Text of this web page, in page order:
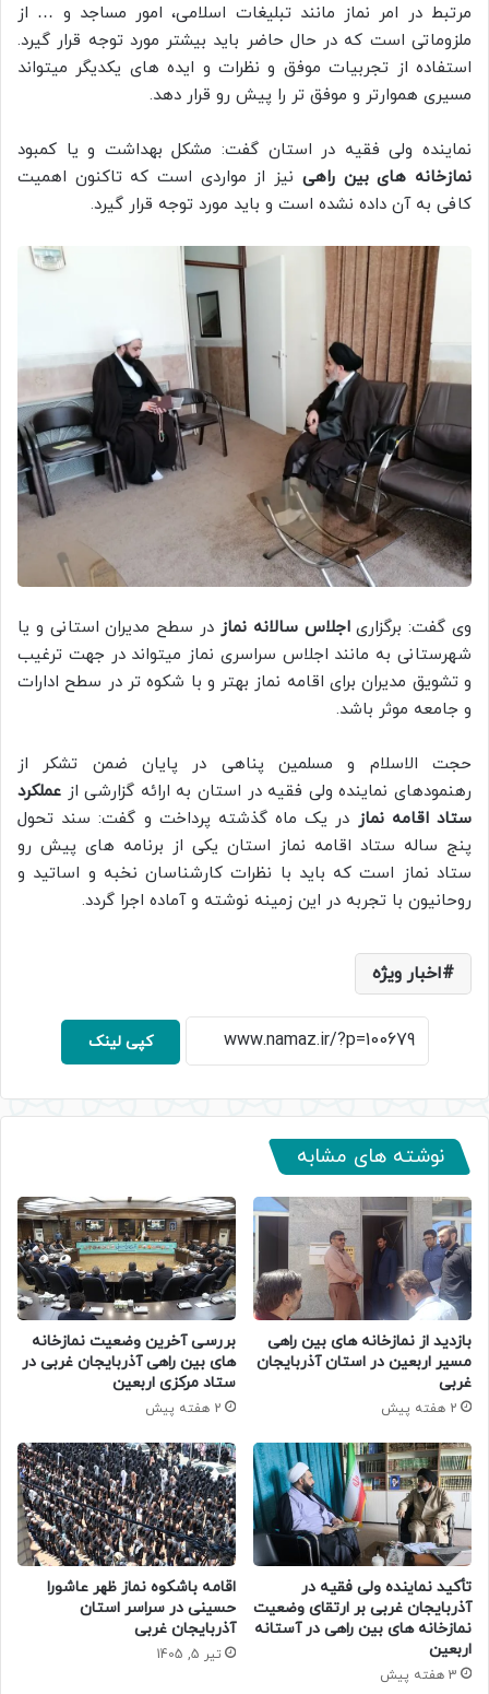
مرتبط در امر نماز مانند تبلیغات اسلامی، امور مساجد و … از
ملزوماتی است که در حال حاضر باید بیشتر مورد توجه قرار گیرد.
استفاده از تجربیات موفق و نظرات و ایده های یکدیگر میتواند
مسیری هموارتر و موفق تر را پیش رو قرار دهد.
نماینده ولی فقیه در استان گفت: مشکل بهداشت و یا کمبود
نمازخانه های بین راهی نیز از مواردی است که تاکنون اهمیت
کافی به آن داده نشده است و باید مورد توجه قرار گیرد.
وی گفت: برگزاریاجلاس سالانه نماز در سطح مدیران استانی و یا
شهرستانی به مانند اجلاس سراسری نماز میتواند در جهت ترغیب
و تشویق مدیران برای اقامه نماز بهتر و با شکوه تر در سطح ادارات
و جامعه موثر باشد.
حجت الاسلام و مسلمین پناهی در پایان ضمن تشکر از
رهنمودهای نماینده ولی فقیه در استان به ارائه گزارشی از عملکرد
ستاد اقامه نماز در یک ماه گذشته پرداخت و گفت: سند تحول
پنج ساله ستاد اقامه نماز استان یکی از برنامه های پیش رو
ستاد نماز است که باید با نظرات کارشناسان نخبه و اساتید و
روحانیون با تجربه در این زمینه نوشته و آماده اجرا گردد.
اخبار ویژه
کپی لینک
نوشته های مشابه
بازدید از نمازخانه های بین راهی
مسیر اربعین در استان آذربایجان
غربی
2 هفته پیش
بررسی آخرین وضعیت نمازخانه‌
های بین‌ راهی آذربایجان‌ غربی در
ستاد مرکزی اربعین
2 هفته پیش
تأکید نماینده ولی‌ فقیه در
آذربایجان غربی بر ارتقای وضعیت
نمازخانه‌ های بین‌ راهی در آستانه
اربعین
3 هفته پیش
اقامه باشکوه نماز ظهر عاشورا
حسینی در سراسر استان
آذربایجان غربی
تیر 5, 1405